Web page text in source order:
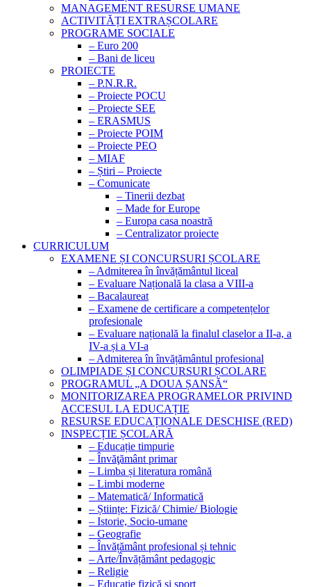
MANAGEMENT RESURSE UMANE
ACTIVITĂȚI EXTRAȘCOLARE
PROGRAME SOCIALE
– Euro 200
– Bani de liceu
PROIECTE
– P.N.R.R.
– Proiecte POCU
– Proiecte SEE
– ERASMUS
– Proiecte POIM
– Proiecte PEO
– MIAF
– Știri – Proiecte
– Comunicate
– Tinerii dezbat
– Made for Europe
– Europa casa noastră
– Centralizator proiecte
CURRICULUM
EXAMENE ȘI CONCURSURI ȘCOLARE
– Admiterea în învățământul liceal
– Evaluare Națională la clasa a VIII-a
– Bacalaureat
– Examene de certificare a competențelor
profesionale
– Evaluare națională la finalul claselor a II-a, a
IV-a și a VI-a
– Admiterea în învățământul profesional
OLIMPIADE ȘI CONCURSURI ȘCOLARE
PROGRAMUL „A DOUA ȘANSĂ“
MONITORIZAREA PROGRAMELOR PRIVIND
ACCESUL LA EDUCAȚIE
RESURSE EDUCAȚIONALE DESCHISE (RED)
INSPECȚIE ȘCOLARĂ
– Educație timpurie
– Învăţământ primar
– Limba și literatura română
– Limbi moderne
– Matematică/ Informatică
– Științe: Fizică/ Chimie/ Biologie
– Istorie, Socio-umane
– Geografie
– Învățământ profesional și tehnic
– Arte/Învățământ pedagogic
– Religie
– Educaţie fizică și sport